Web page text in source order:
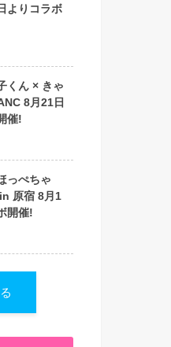
よりコラボ
くん × きゃ
8月21日
催!
っぺちゃ
原宿 8月1
開催!